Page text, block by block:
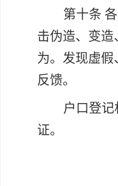
第十条
击伪造、变
为。发现虚
反馈。
户口登
证。